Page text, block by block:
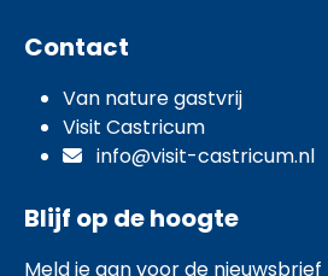
Contact
Van nature gastvrij
Visit Castricum
info@visit-castricum.nl
Blijf op de hoogte
Meld je aan voor de nieuwsbrief